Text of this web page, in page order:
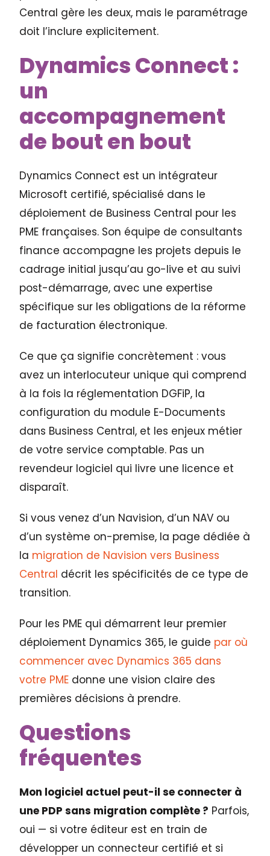
Central gère les deux, mais le paramétrage
doit l’inclure explicitement.
Dynamics Connect :
un
accompagnement
de bout en bout
Dynamics Connect est un intégrateur
Microsoft certifié, spécialisé dans le
déploiement de Business Central pour les
PME françaises. Son équipe de consultants
finance accompagne les projets depuis le
cadrage initial jusqu’au go-live et au suivi
post-démarrage, avec une expertise
spécifique sur les obligations de la réforme
de facturation électronique.
Ce que ça signifie concrètement : vous
avez un interlocuteur unique qui comprend
à la fois la réglementation DGFiP, la
configuration du module E-Documents
dans Business Central, et les enjeux métier
de votre service comptable. Pas un
revendeur logiciel qui livre une licence et
disparaît.
Si vous venez d’un Navision, d’un NAV ou
d’un système on-premise, la page dédiée à
la migration de Navision vers Business
Central décrit les spécificités de ce type de
transition.
Pour les PME qui démarrent leur premier
déploiement Dynamics 365, le guide par où
commencer avec Dynamics 365 dans
votre PME donne une vision claire des
premières décisions à prendre.
Questions
fréquentes
Mon logiciel actuel peut-il se connecter à
une PDP sans migration complète ? Parfois,
oui — si votre éditeur est en train de
développer un connecteur certifié et si